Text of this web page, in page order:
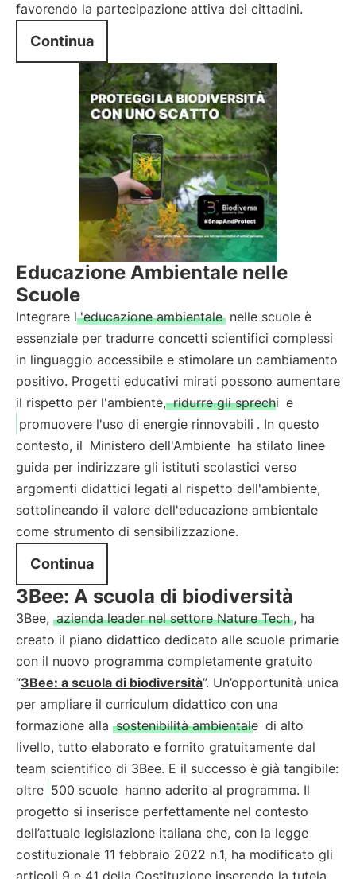
favorendo la partecipazione attiva dei cittadini.
Continua
Educazione Ambientale nelle
Scuole
Integrare l 'educazione ambientale nelle scuole è
essenziale per tradurre concetti scientifici complessi
in linguaggio accessibile e stimolare un cambiamento
positivo. Progetti educativi mirati possono aumentare
il rispetto per l'ambiente, ridurre gli sprechi e
promuovere l'uso di energie rinnovabili . In questo
contesto, il Ministero dell'Ambiente ha stilato linee
guida per indirizzare gli istituti scolastici verso
argomenti didattici legati al rispetto dell'ambiente,
sottolineando il valore dell'educazione ambientale
come strumento di sensibilizzazione.
Continua
3Bee: A scuola di biodiversità
3Bee, azienda leader nel settore Nature Tech , ha
creato il piano didattico dedicato alle scuole primarie
con il nuovo programma completamente gratuito
“3Bee: a scuola di biodiversità”. Un’opportunità unica
per ampliare il curriculum didattico con una
formazione alla sostenibilità ambientale di alto
livello, tutto elaborato e fornito gratuitamente dal
team scientifico di 3Bee. E il successo è già tangibile:
oltre 500 scuole hanno aderito al programma. Il
progetto si inserisce perfettamente nel contesto
dell’attuale legislazione italiana che, con la legge
costituzionale 11 febbraio 2022 n.1, ha modificato gli
articoli 9 e 41 della Costituzione inserendo la tutela